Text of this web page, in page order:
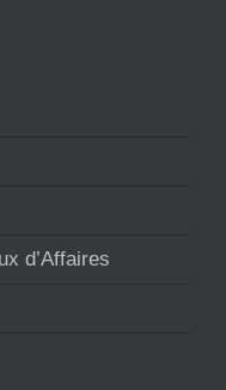
d’Affaires